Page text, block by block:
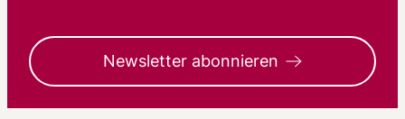
Newsletter abonnieren